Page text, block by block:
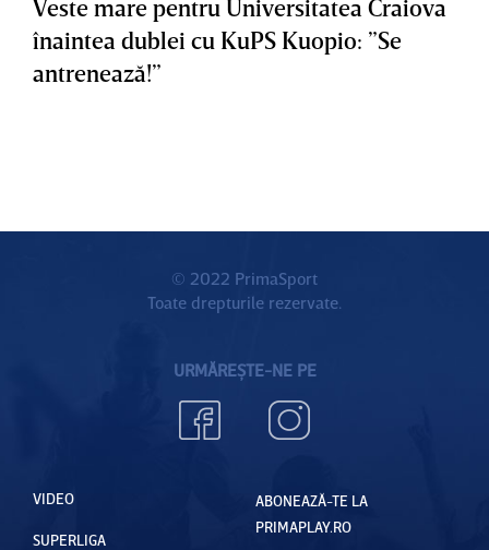
Veste mare pentru Universitatea Craiova
înaintea dublei cu KuPS Kuopio: ”Se
antrenează!”
© 2022 PrimaSport
Toate drepturile rezervate.
URMĂREȘTE-NE PE
VIDEO
SUPERLIGA
ABONEAZĂ-TE LA
PRIMAPLAY.RO